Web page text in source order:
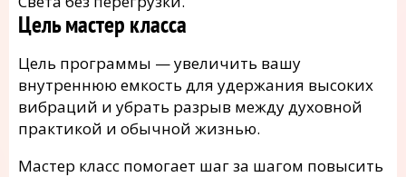
Цель мастер класса
Цель программы — увеличить вашу
внутреннюю емкость для удержания высоких
вибраций и убрать разрыв между духовной
практикой и обычной жизнью.
Мастер класс помогает шаг за шагом повысить